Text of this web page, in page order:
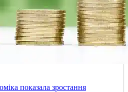
показала зростання